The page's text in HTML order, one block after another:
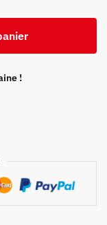
!